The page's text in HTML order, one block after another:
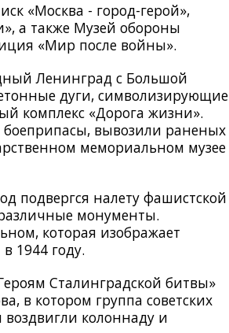
«Москва - город-герой»,
а также Музей обороны
«Мир после войны».
Ленинград с Большой
дуги, символизирующие
комплекс «Дорога жизни».
боеприпасы, вывозили раненых
мемориальном музее
подвергся налету фашистской
монументы.
которая изображает
1944 году.
Сталинградской битвы»
в котором группа советских
воздвигли колоннаду и